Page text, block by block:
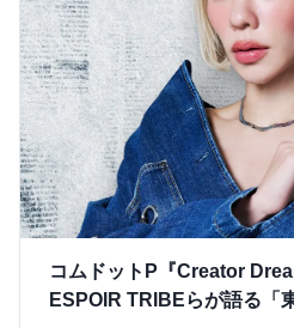
コムドットP『Creator
ESPOIR TRIBEらが語る「